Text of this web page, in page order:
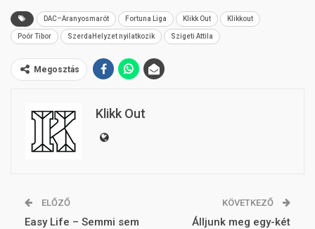
DAC–Aranyosmarót Fortuna Liga Klikk Out Klikkout
Poór Tibor SzerdaHelyzet nyilatkozik Szigeti Attila
Megosztás
Klikk Out
ELŐZŐ
Easy Life – Semmi sem
KÖVETKEZŐ
Álljunk meg egy-két